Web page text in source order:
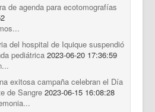
de agenda para ecotomografías
del hospital de Iquique suspendió
pediátrica 2023-06-20 17:36:59
exitosa campaña celebran el Día
de Sangre 2023-06-15 16:08:28